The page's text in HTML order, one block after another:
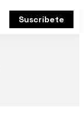
Suscríbete